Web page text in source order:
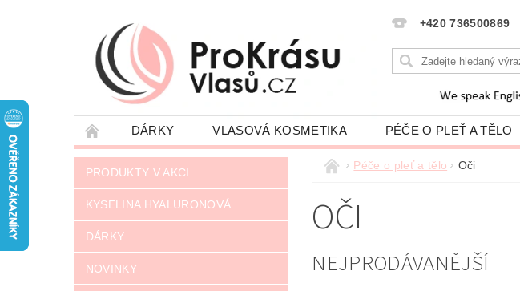
+420 736500869
DÁRKY VLASOVÁ KOSMETIKA PÉČE O PLEŤ A TĚLO
JAK NAKUPOVAT VRÁCENÍ ZÁSILKY HODNOCENÍ OBCHODU
NAPIŠTE NÁM OBCHODNÍ PODMÍNKY
PRODUKTY V AKCI
KYSELINA HYALURONOVÁ
DÁRKY
NOVINKY
Péče o pleť a tělo Oči
OČI
NEJPRODÁVANĚJŠÍ